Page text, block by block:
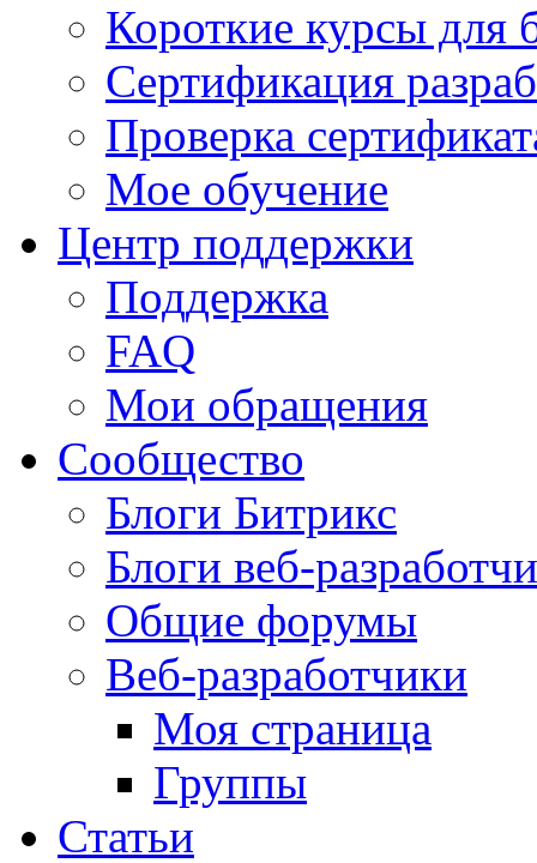
Короткие курсы для
Сертификация
Проверка
Мое обучение
Центр поддержки
Поддержка
FAQ
Мои обращения
Сообщество
Блоги Битрикс
Блоги веб-
Общие форумы
Веб-разработчики
Моя страница
Группы
Статьи